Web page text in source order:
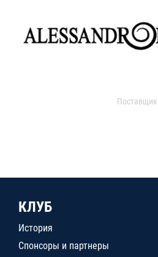
Поставщик
КЛУБ
История
Спонсоры и партнеры